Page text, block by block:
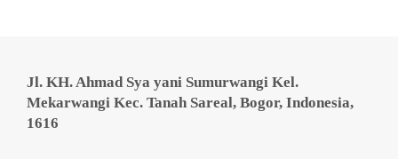
Jl. KH. Ahmad Sya yani Sumurwangi Kel.
Mekarwangi Kec. Tanah Sareal, Bogor, Indonesia,
1616